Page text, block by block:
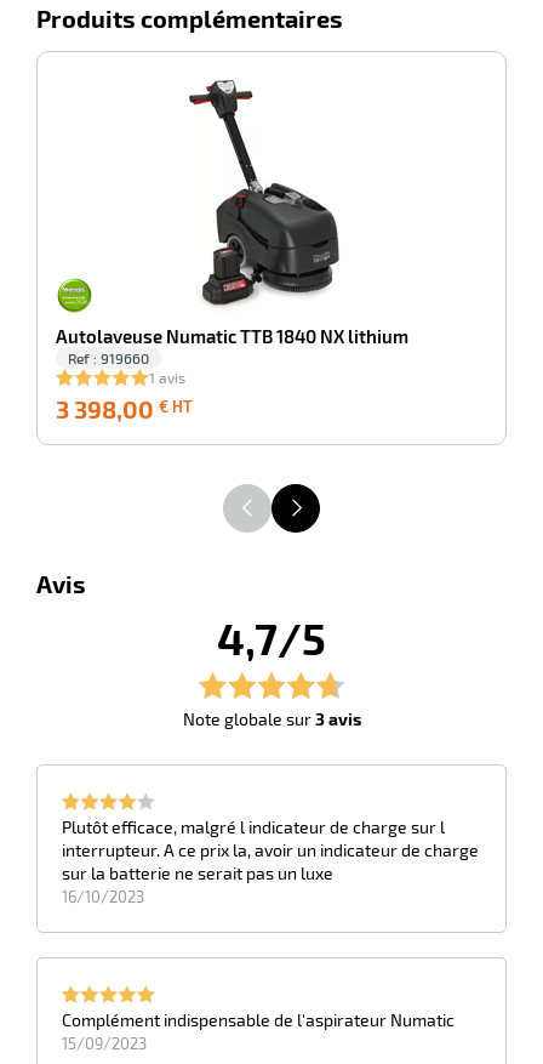
Produits complémentaires
Autolaveuse Numatic TTB 1840 NX lithium
Ref : 919660
1 avis
3 398,00 € HT
HT
Avis
4,7/5
Note globale sur3 avis
Plutôt efficace, malgré l indicateur de charge sur l
interrupteur. A ce prix la, avoir un indicateur de charge
sur la batterie ne serait pas un luxe
16/10/2023
Complément indispensable de l'aspirateur Numatic
15/09/2023